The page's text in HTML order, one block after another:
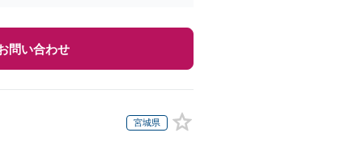
問い合わせ
宮城県